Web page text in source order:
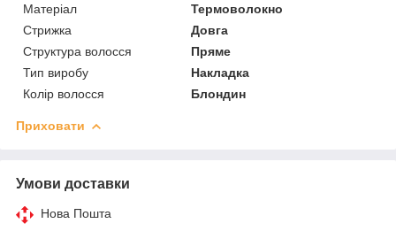
Матеріал
Термоволокно
Стрижка
Довга
Структура волосся
Пряме
Тип виробу
Накладка
Колір волосся
Блондин
Приховати
Умови доставки
Нова Пошта